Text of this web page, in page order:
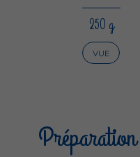
250 g
VUE
Préparation